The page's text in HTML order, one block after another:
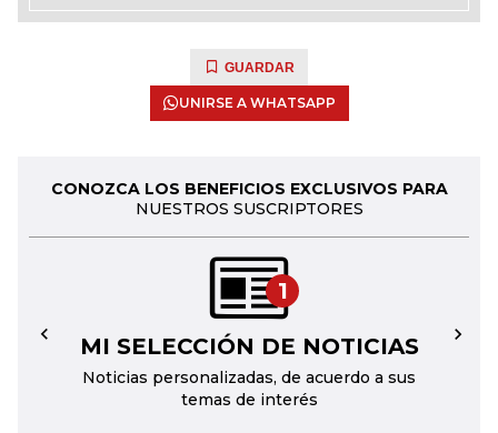
GUARDAR
UNIRSE A WHATSAPP
CONOZCA LOS BENEFICIOS EXCLUSIVOS PARA
NUESTROS SUSCRIPTORES
1
MI SELECCIÓN DE NOTICIAS
Noticias personalizadas, de acuerdo a sus
temas de interés
← →